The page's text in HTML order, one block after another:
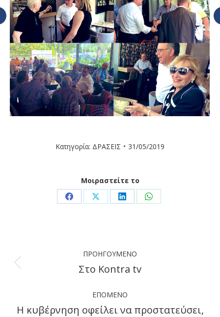
Κατηγορία: ΔΡΑΣΕΙΣ 31/05/2019
Μοιραστείτε το
Share Share Share Share
navigation
ΠΡΟΗΓΟΎΜΕΝΟ
Previous
Στο Kontra tv
ΕΠΌΜΕΝΟ
Η κυβέρνηση οφείλει να προστατεύσει,